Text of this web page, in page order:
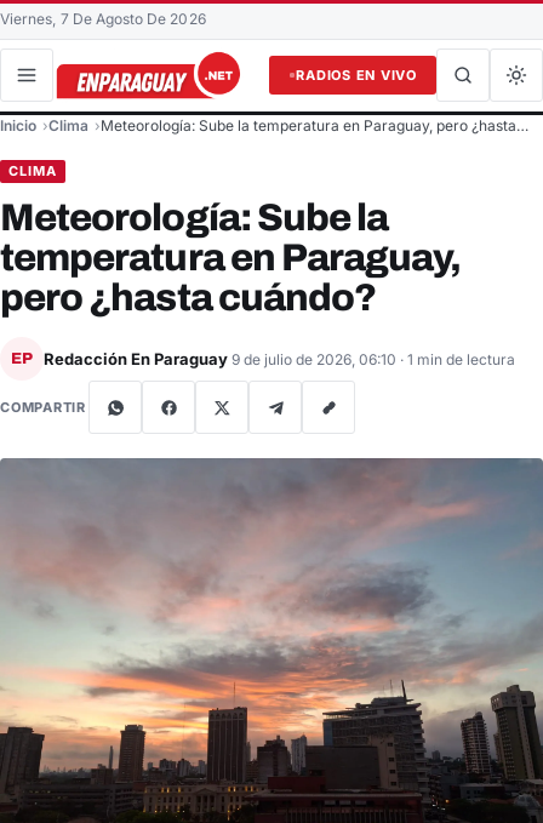
Viernes, 7 De Agosto De 2026
RADIOS EN VIVO
Buscar en el sitio
Buscar
Inicio Clima Meteorología: Sube la temperatura en Paraguay, pero ¿hasta…
CLIMA
Meteorología: Sube la
temperatura en Paraguay,
pero ¿hasta cuándo?
EP Redacción En Paraguay 9 de julio de 2026, 06:10 · 1 min de lectura
COMPARTIR